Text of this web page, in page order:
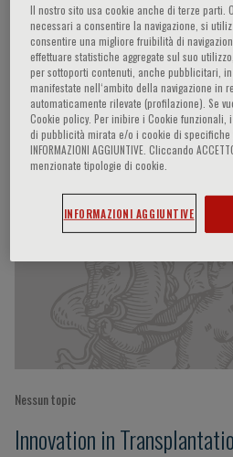
Ugo Boggi
Partecipazioni del
Nessun topic
Innovation in
Il nostro sito usa cookie anche di terze parti.
necessari a consentire la navigazione, si
consentire una migliore fruibilità di
effettuare statistiche aggregate sul suo
per sottoporti contenuti, anche pubblicitari,
manifestate nell‘ambito della navigazione in
automaticamente rilevate (profilazione). Se
Cookie policy. Per inibire i Cookie funzionali,
di pubblicità mirata e/o i cookie di
INFORMAZIONI AGGIUNTIVE. Cliccando
menzionate tipologie di cookie.
INFORMAZIONI AGGIUNTIVE